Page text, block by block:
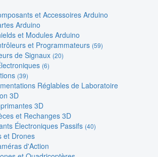
et Accessoires Arduino
Arduino
et Modules Arduino
et Programmateurs (59)
de Signaux (20)
(6)
(39)
Réglables de Laboratoire
3D
3D
et Rechanges 3D
Électroniques Passifs (40)
et Drones
d'Action